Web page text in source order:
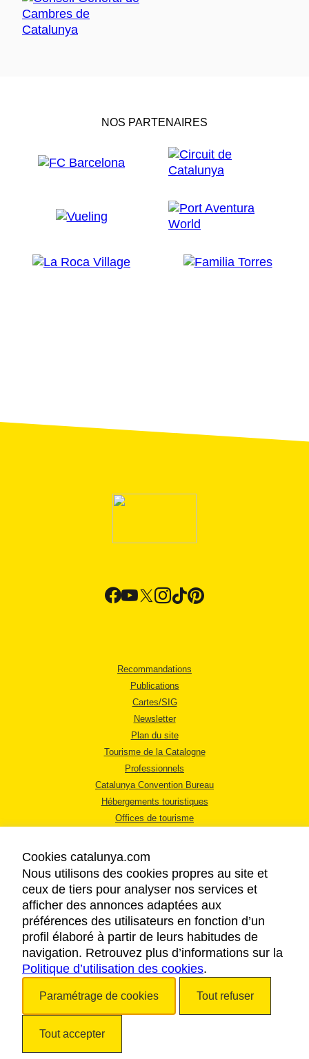
NOS PARTENAIRES
Recommandations
Publications
Cartes/SIG
Newsletter
Plan du site
Tourisme de la Catalogne
Professionnels
Catalunya Convention Bureau
Hébergements touristiques
Offices de tourisme
MENTIONS LÉGALES
RÈGLES DE CONFIDENTIALITÉ
COOKIES
ACCESSIBILITÉ
Cookies catalunya.com
Nous utilisons des cookies propres au site et
ceux de tiers pour analyser nos services et
afficher des annonces adaptées aux
préférences des utilisateurs en fonction d’un
profil élaboré à partir de leurs habitudes de
navigation. Retrouvez plus d’informations sur la
Politique d’utilisation des cookies.
Paramétrage de cookies Tout refuser
Tout accepter